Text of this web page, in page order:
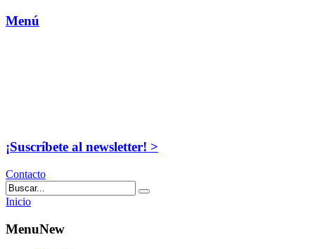
Menú
¡Suscríbete al newsletter! >
Contacto
Inicio
MenuNew